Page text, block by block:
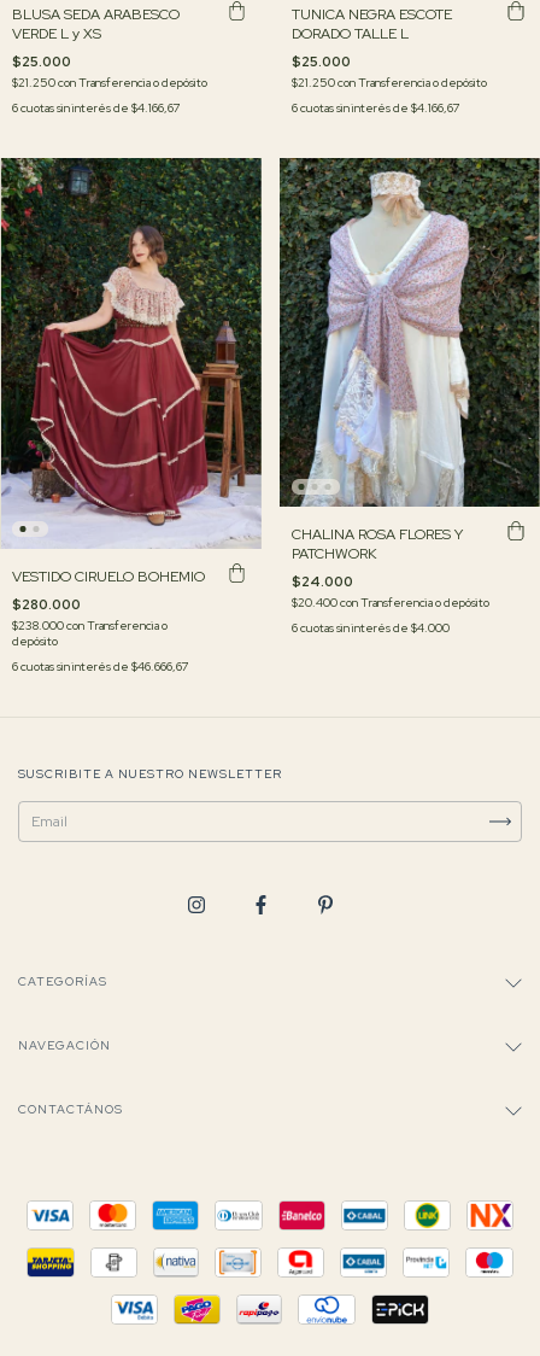
BLUSA SEDA ARABESCO
VERDE L y XS
$25.000
$21.250conTransferencia o depósito
6cuotas sin interés de $4.166,67
TUNICA NEGRA ESCOTE
DORADO TALLE L
$25.000
$21.250conTransferencia o depósito
6cuotas sin interés de $4.166,67
VESTIDO CIRUELO BOHEMIO
$280.000
$238.000conTransferencia o
depósito
6cuotas sin interés de $46.666,67
CHALINA ROSA FLORES Y
PATCHWORK
$24.000
$20.400conTransferencia o depósito
6cuotas sin interés de $4.000
SUSCRIBITE A NUESTRO NEWSLETTER
CATEGORÍAS
NAVEGACIÓN
CONTACTÁNOS